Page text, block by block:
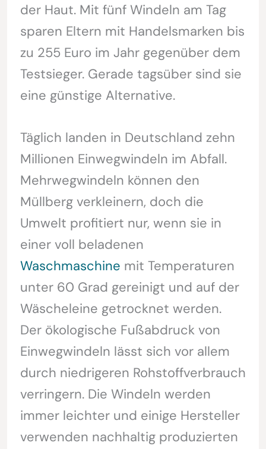
der Haut. Mit fünf Windeln am Tag
sparen Eltern mit Handelsmarken bis
zu 255 Euro im Jahr gegenüber dem
Testsieger. Gerade tagsüber sind sie
eine günstige Alternative.
Täglich landen in Deutschland zehn
Millionen Einwegwindeln im Abfall.
Mehrwegwindeln können den
Müllberg verkleinern, doch die
Umwelt profitiert nur, wenn sie in
einer voll beladenen
Waschmaschine mit Temperaturen
unter 60 Grad gereinigt und auf der
Wäscheleine getrocknet werden.
Der ökologische Fußabdruck von
Einwegwindeln lässt sich vor allem
durch niedrigeren Rohstoffverbrauch
verringern. Die Windeln werden
immer leichter und einige Hersteller
verwenden nachhaltig produzierten